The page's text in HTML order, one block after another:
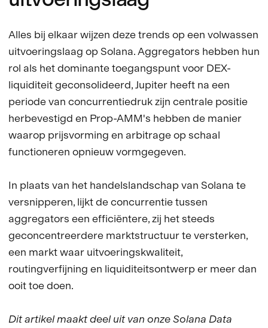
Alles bij elkaar wijzen deze trends op een volwassen
uitvoeringslaag op Solana. Aggregators hebben hun
rol als het dominante toegangspunt voor DEX-
liquiditeit geconsolideerd, Jupiter heeft na een
periode van concurrentiedruk zijn centrale positie
herbevestigd en Prop-AMM's hebben de manier
waarop prijsvorming en arbitrage op schaal
functioneren opnieuw vormgegeven.
In plaats van het handelslandschap van Solana te
versnipperen, lijkt de concurrentie tussen
aggregators een efficiëntere, zij het steeds
geconcentreerdere marktstructuur te versterken,
een markt waar uitvoeringskwaliteit,
routingverfijning en liquiditeitsontwerp er meer dan
ooit toe doen.
Dit artikel maakt deel uit van onze Solana Data